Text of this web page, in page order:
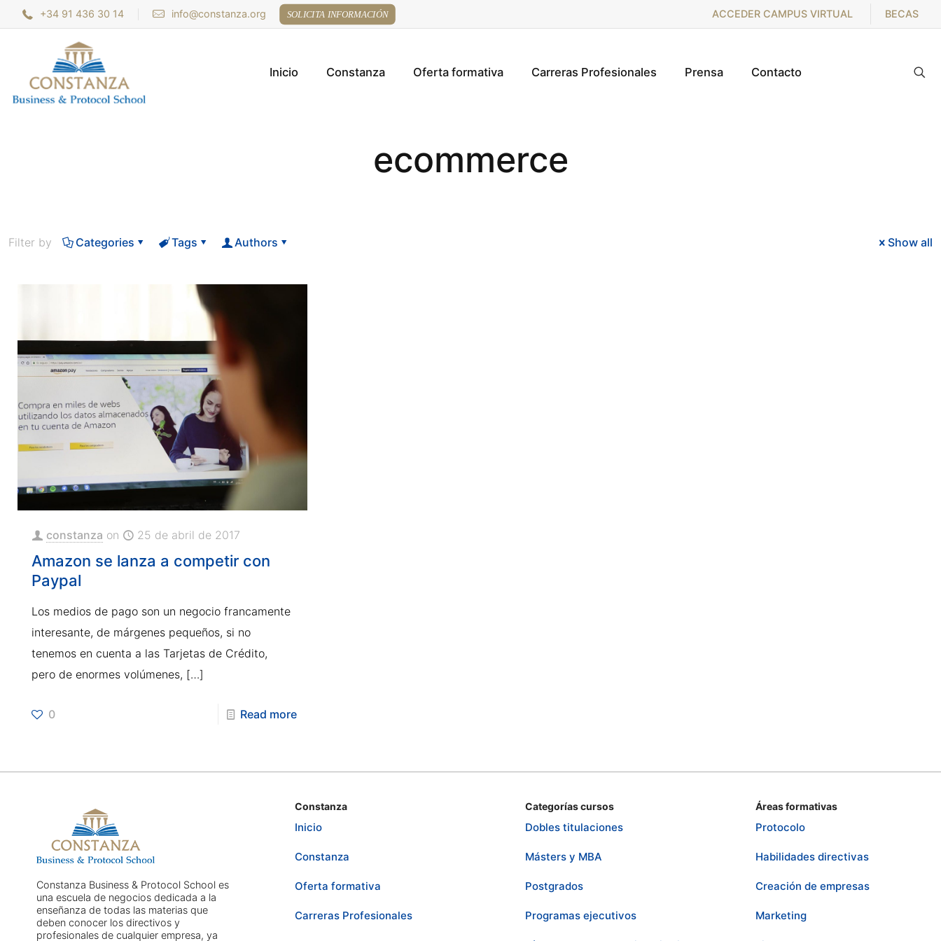
+34 91 436 30 14 info@constanza.org SOLICITA INFORMACIÓN ACCEDER CAMPUS VIRTUAL BECAS
Inicio Constanza Oferta formativa Carreras Profesionales Prensa Contacto
ecommerce
Filter by Categories Tags Authors Show all
constanza on 25 de abril de 2017
Amazon se lanza a competir con
Paypal
Los medios de pago son un negocio francamente
interesante, de márgenes pequeños, si no
tenemos en cuenta a las Tarjetas de Crédito,
pero de enormes volúmenes, […]
0 Read more
Constanza Business & Protocol School es
una escuela de negocios dedicada a la
enseñanza de todas las materias que
deben conocer los directivos y
profesionales de cualquier empresa, ya
Constanza
Inicio
Constanza
Oferta formativa
Carreras Profesionales
Categorías cursos
Dobles titulaciones
Másters y MBA
Postgrados
Programas ejecutivos
Áreas formativas
Protocolo
Habilidades directivas
Creación de empresas
Marketing